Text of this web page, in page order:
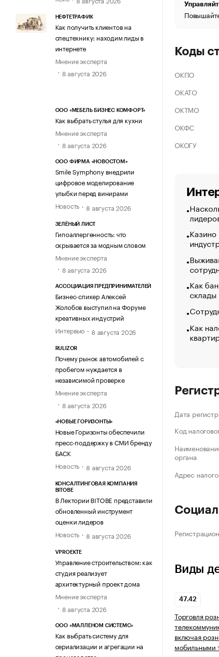
НЕФТЕТРАФИК
Как получить клиентов на
спецтехнику: находим лиды в
интернете
Мнение эксперта
8 августа 2026
ООО «МЕБЕЛЬ БИЗНЕС КОМФОРТ»
Как выбрать стулья для кухни
Мнение эксперта
8 августа 2026
ООО ФИРМА «НОВОСТОМ»
Smile Symphony внедрили
цифровое моделирование
улыбки перед винирами
Новость
8 августа 2026
ЗЕЛЁНЫЙ ЛИСТ
Гипоаллергенность: что
скрывается за модным словом
Мнение эксперта
8 августа 2026
АССОЦИАЦИЯ ПРЕДПРИНИМАТЕЛЕЙ
Бизнес-спикер Алексей
Жолобов выступил на Форуме
креативных индустрий
Интервью
8 августа 2026
RULIZOR
Почему рынок автомобилей с
пробегом нуждается в
независимой проверке
Мнение эксперта
8 августа 2026
«НОВЫЕ ГОРИЗОНТЫ»
Новые Горизонты обеспечили
пресс-поддержку в СМИ бренду
БАСК
Новость
8 августа 2026
КОНСАЛТИНГОВАЯ КОМПАНИЯ
BITOBE
В Лектории BITOBE представили
обновленный инструмент
оценки лидеров
Новость
8 августа 2026
VPROEKTE
Управление строительством: как
студия реализует
архитектурный проект дома
Мнение эксперта
8 августа 2026
ООО «МАЛЛЕНОМ СИСТЕМС»
Как выбрать систему для
сериализации и агрегации на
Коды
ОКПО
ОКАТО
ОКТМО
ОКФС
ОКОГУ
Как
склады
Как
Дата
Код
органа
Адрес
Виды
47.42
Торговля
включая
мобильными